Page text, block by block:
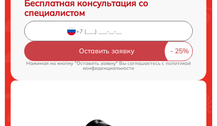
Бесплатная консультация со
специалистом
Оставить заявку
Нажимая на кнопку "Оставить заявку" Вы соглашаетесь c политикой
конфиденциальности